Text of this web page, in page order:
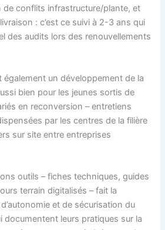
de conflits infrastructure/plante, et
: c’est ce suivi à 2-3 ans qui
des audits lors des renouvellements
un développement de la
bien pour les jeunes sortis de
en reconversion – entretiens
par les centres de la filière
sur site entre entreprises
outils – fiches techniques, guides
terrain digitalisés – fait la
et de sécurisation du
documentent leurs pratiques sur la